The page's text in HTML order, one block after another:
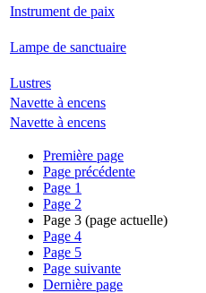
Instrument de paix
Lampe de sanctuaire
Lustres
Navette à encens
Navette à encens
Première page
Page précédente
Page 1
Page 2
Page 3 (page actuelle)
Page 4
Page 5
Page suivante
Dernière page